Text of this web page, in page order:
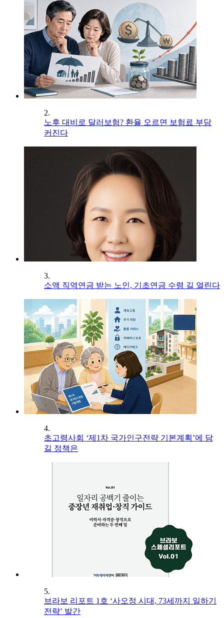
2.
노후 대비로 달러보험? 환율 오르면 보험료 부담
커진다
3.
소액 직역연금 받는 노인, 기초연금 수령 길 열린다
4.
초고령사회 ‘제1차 국가인구전략 기본계획’에 담
길 정책은
5.
브라보 리포트 1호 ‘사오정 시대, 73세까지 일하기
전략’ 발간